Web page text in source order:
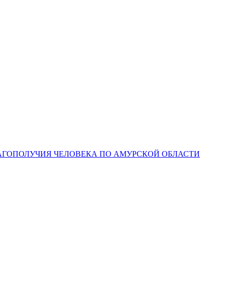
ЧЕЛОВЕКА ПО АМУРСКОЙ ОБЛАСТИ